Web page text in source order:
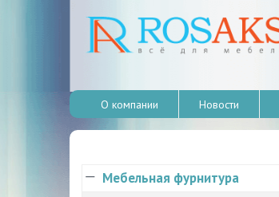
О компании Новости
Мебельная фурнитура